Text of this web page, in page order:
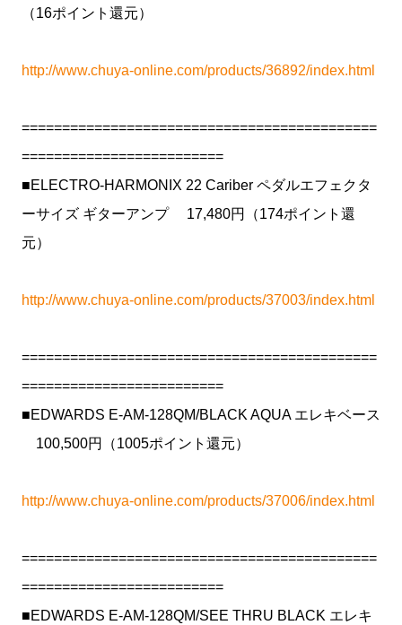
（16ポイント還元）
http://www.chuya-online.com/products/36892/index.html
============================================
=========================
■ELECTRO-HARMONIX 22 Cariber ペダルエフェクタ
ーサイズ ギターアンプ 17,480円（174ポイント還
元）
http://www.chuya-online.com/products/37003/index.html
============================================
=========================
■EDWARDS E-AM-128QM/BLACK AQUA エレキベース
100,500円（1005ポイント還元）
http://www.chuya-online.com/products/37006/index.html
============================================
=========================
■EDWARDS E-AM-128QM/SEE THRU BLACK エレキ